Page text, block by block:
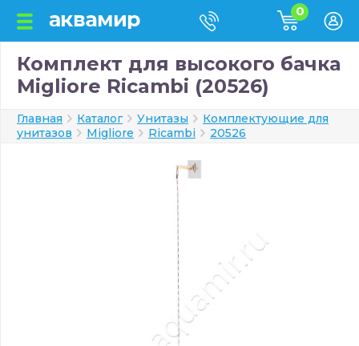
0
Комплект для высокого бачка
Migliore Ricambi (20526)
Главная Каталог Унитазы
Комплектующие для
унитазов
Migliore Ricambi 20526